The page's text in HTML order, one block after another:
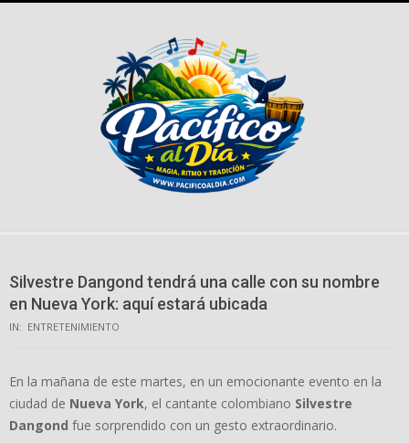
Silvestre Dangond tendrá una calle con su nombre
en Nueva York: aquí estará ubicada
IN: ENTRETENIMIENTO
En la mañana de este martes, en un emocionante evento en la
ciudad de Nueva York, el cantante colombiano Silvestre
Dangond fue sorprendido con un gesto extraordinario.